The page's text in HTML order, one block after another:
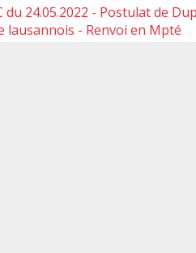
du 24.05.2022 - Postulat de
lausannois - Renvoi en Mpté